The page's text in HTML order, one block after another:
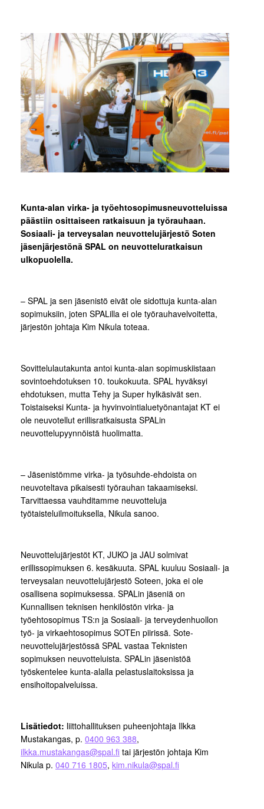
Kunta-alan virka- ja työehtosopimusneuvotteluissa
päästiin osittaiseen ratkaisuun ja työrauhaan.
Sosiaali- ja terveysalan neuvottelujärjestö Soten
jäsenjärjestönä SPAL on neuvotteluratkaisun
ulkopuolella.
– SPAL ja sen jäsenistö eivät ole sidottuja kunta-alan
sopimuksiin, joten SPALilla ei ole työrauhavelvoitetta,
järjestön johtaja Kim Nikula toteaa.
Sovittelulautakunta antoi kunta-alan sopimuskiistaan
sovintoehdotuksen 10. toukokuuta. SPAL hyväksyi
ehdotuksen, mutta Tehy ja Super hylkäsivät sen.
Toistaiseksi Kunta- ja hyvinvointialuetyönantajat KT ei
ole neuvotellut erillisratkaisusta SPALin
neuvottelupyynnöistä huolimatta.
– Jäsenistömme virka- ja työsuhde-ehdoista on
neuvoteltava pikaisesti työrauhan takaamiseksi.
Tarvittaessa vauhditamme neuvotteluja
työtaisteluilmoituksella, Nikula sanoo.
Neuvottelujärjestöt KT, JUKO ja JAU solmivat
erillissopimuksen 6. kesäkuuta. SPAL kuuluu Sosiaali- ja
terveysalan neuvottelujärjestö Soteen, joka ei ole
osallisena sopimuksessa. SPALin jäseniä on
Kunnallisen teknisen henkilöstön virka- ja
työehtosopimus TS:n ja Sosiaali- ja terveydenhuollon
työ- ja virkaehtosopimus SOTEn piirissä. Sote-
neuvottelujärjestössä SPAL vastaa Teknisten
sopimuksen neuvotteluista. SPALin jäsenistöä
työskentelee kunta-alalla pelastuslaitoksissa ja
ensihoitopalveluissa.
Lisätiedot: liittohallituksen puheenjohtaja Ilkka
Mustakangas, p. 0400 963 388,
ilkka.mustakangas@spal.fi tai järjestön johtaja Kim
Nikula p. 040 716 1805, kim.nikula@spal.fi